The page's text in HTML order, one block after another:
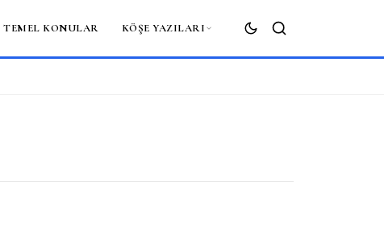
TEMEL KONULAR KÖŞE YAZILARI
ARA